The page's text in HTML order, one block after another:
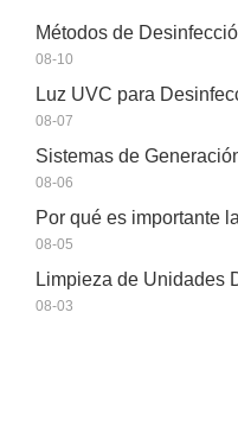
Métodos de
08-10
Luz UVC para
08-07
08-06
08-05
08-03